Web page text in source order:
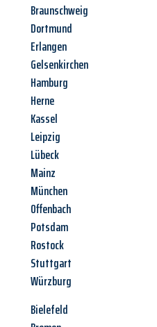
Braunschweig
Dortmund
Erlangen
Gelsenkirchen
Hamburg
Herne
Kassel
Leipzig
Lübeck
Mainz
München
Offenbach
Potsdam
Rostock
Stuttgart
Würzburg
Bielefeld